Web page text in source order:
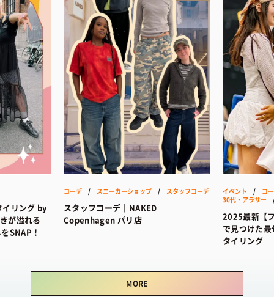
リング by
が溢れる
SNAP！
コーデ / スニーカーショップ / スタッフコーデ
スタッフコーデ｜NAKED
Copenhagen パリ店
イベント / コ
30代・アラサー
2025最新【
で見つけた
タイリング
MORE